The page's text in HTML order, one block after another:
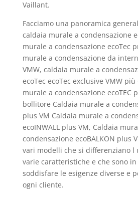
Vaillant.
Facciamo una panoramica
caldaia murale a condensazione
murale a condensazione ecoTec
murale a condensazione da
VMW, caldaia murale a
ecoTec ecoTec exclusive VMW
murale a condensazione ecoTEC
bollitore Caldaia murale a
plus VM Caldaia murale a
ecoINWALL plus VM, Caldaia
condensazione ecoBALKON plus
vari modelli che si differenziano l
varie caratteristiche e che sono
soddisfare le esigenze diverse e
ogni cliente.